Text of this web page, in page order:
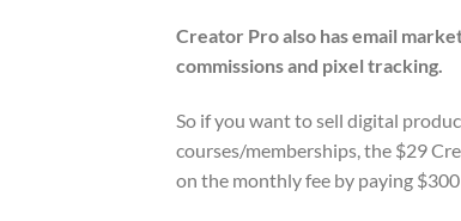
Creator Pro also has email
commissions and pixel tracking.
So if you want to sell digital
courses/memberships, the $29
on the monthly fee by paying